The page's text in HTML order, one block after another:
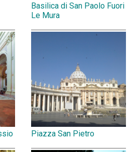
Basilica di San Paolo Fuori
Le Mura
Piazza San Pietro